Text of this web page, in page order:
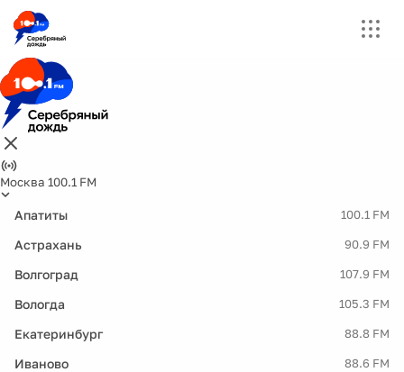
Москва 100.1 FM
Апатиты 100.1 FM
Астрахань 90.9 FM
Волгоград 107.9 FM
Вологда 105.3 FM
Екатеринбург 88.8 FM
Иваново 88.6 FM